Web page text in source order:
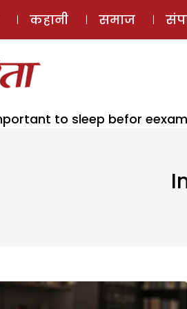
कहानी समाज
to sleep befor